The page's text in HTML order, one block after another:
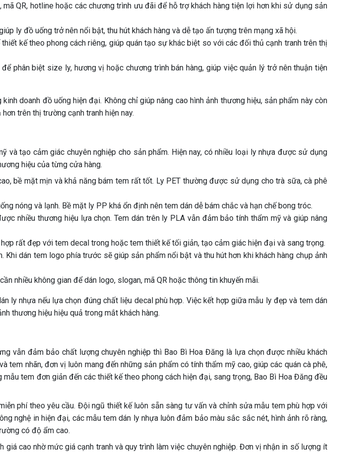
QR, hotline hoặc các chương trình ưu đãi để hỗ trợ khách hàng tiện lợi hơn khi sử dụng sản
ly đồ uống trở nên nổi bật, thu hút khách hàng và dễ tạo ấn tượng trên mạng xã hội.
kế theo phong cách riêng, giúp quán tạo sự khác biệt so với các đối thủ cạnh tranh trên thị
phân biệt size ly, hương vị hoặc chương trình bán hàng, giúp việc quản lý trở nên thuận tiện
doanh đồ uống hiện đại. Không chỉ giúp nâng cao hình ảnh thương hiệu, sản phẩm này còn
trên thị trường cạnh tranh hiện nay.
và tạo cảm giác chuyên nghiệp cho sản phẩm. Hiện nay, có nhiều loại ly nhựa được sử dụng
hiệu của từng cửa hàng.
bề mặt mịn và khả năng bám tem rất tốt. Ly PET thường được sử dụng cho trà sữa, cà phê
nóng và lạnh. Bề mặt ly PP khá ổn định nên tem dán dễ bám chắc và hạn chế bong tróc.
nhiều thương hiệu lựa chọn. Tem dán trên ly PLA vẫn đảm bảo tính thẩm mỹ và giúp nâng
rất đẹp với tem decal trong hoặc tem thiết kế tối giản, tạo cảm giác hiện đại và sang trọng.
dán tem logo phía trước sẽ giúp sản phẩm nổi bật và thu hút hơn khi khách hàng chụp ảnh
nhiều không gian để dán logo, slogan, mã QR hoặc thông tin khuyến mãi.
ly nhựa nếu lựa chọn đúng chất liệu decal phù hợp. Việc kết hợp giữa mẫu ly đẹp và tem dán
thương hiệu hiệu quả trong mắt khách hàng.
vẫn đảm bảo chất lượng chuyên nghiệp thì Bao Bì Hoa Đăng là lựa chọn được nhiều khách
tem nhãn, đơn vị luôn mang đến những sản phẩm có tính thẩm mỹ cao, giúp các quán cà phê,
tem đơn giản đến các thiết kế theo phong cách hiện đại, sang trọng, Bao Bì Hoa Đăng đều
phí theo yêu cầu. Đội ngũ thiết kế luôn sẵn sàng tư vấn và chỉnh sửa mẫu tem phù hợp với
nghệ in hiện đại, các mẫu tem dán ly nhựa luôn đảm bảo màu sắc sắc nét, hình ảnh rõ ràng,
có độ ẩm cao.
cao nhờ mức giá cạnh tranh và quy trình làm việc chuyên nghiệp. Đơn vị nhận in số lượng ít